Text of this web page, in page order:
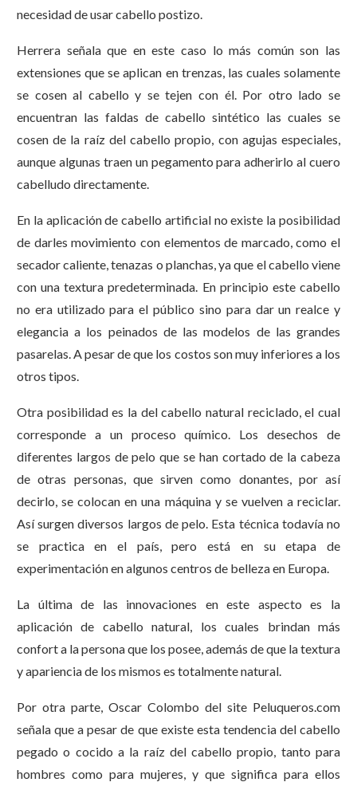
necesidad de usar cabello postizo.
Herrera señala que en este caso lo más común son las
extensiones que se aplican en trenzas, las cuales solamente
se cosen al cabello y se tejen con él. Por otro lado se
encuentran las faldas de cabello sintético las cuales se
cosen de la raíz del cabello propio, con agujas especiales,
aunque algunas traen un pegamento para adherirlo al cuero
cabelludo directamente.
En la aplicación de cabello artificial no existe la posibilidad
de darles movimiento con elementos de marcado, como el
secador caliente, tenazas o planchas, ya que el cabello viene
con una textura predeterminada. En principio este cabello
no era utilizado para el público sino para dar un realce y
elegancia a los peinados de las modelos de las grandes
pasarelas. A pesar de que los costos son muy inferiores a los
otros tipos.
Otra posibilidad es la del cabello natural reciclado, el cual
corresponde a un proceso químico. Los desechos de
diferentes largos de pelo que se han cortado de la cabeza
de otras personas, que sirven como donantes, por así
decirlo, se colocan en una máquina y se vuelven a reciclar.
Así surgen diversos largos de pelo. Esta técnica todavía no
se practica en el país, pero está en su etapa de
experimentación en algunos centros de belleza en Europa.
La última de las innovaciones en este aspecto es la
aplicación de cabello natural, los cuales brindan más
confort a la persona que los posee, además de que la textura
y apariencia de los mismos es totalmente natural.
Por otra parte, Oscar Colombo del site Peluqueros.com
señala que a pesar de que existe esta tendencia del cabello
pegado o cocido a la raíz del cabello propio, tanto para
hombres como para mujeres, y que significa para ellos